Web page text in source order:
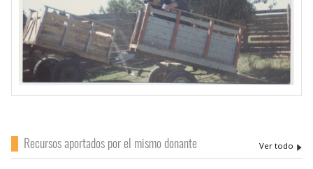
Recursos aportados por el mismo donante